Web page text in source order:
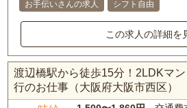
お手伝いさんの求人
シフト自由
この求人の詳細を
渡辺橋駅から徒歩15分！2LDKマ
行のお仕事（大阪府大阪市西区）